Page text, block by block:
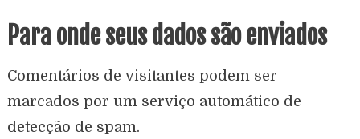
Para onde seus dados são enviados
Comentários de visitantes podem ser
marcados por um serviço automático de
detecção de spam.